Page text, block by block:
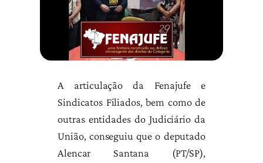
A articulação da Fenajufe e
Sindicatos Filiados, bem como de
outras entidades do Judiciário da
União, conseguiu que o deputado
Alencar Santana (PT/SP),